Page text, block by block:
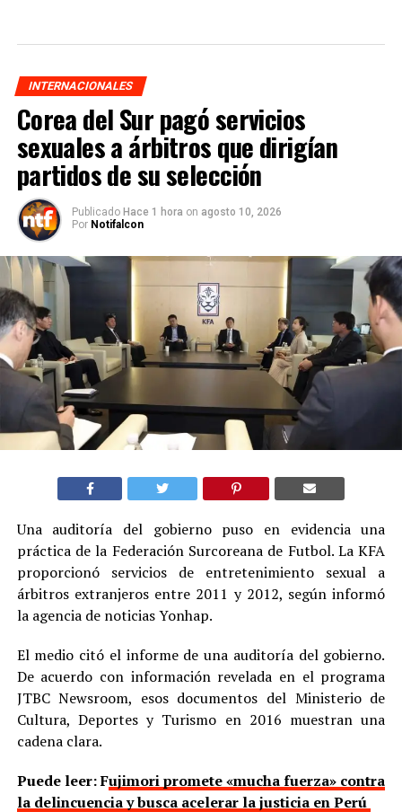
INTERNACIONALES
Corea del Sur pagó servicios
sexuales a árbitros que dirigían
partidos de su selección
Publicado Hace 1 hora on agosto 10, 2026
Por Notifalcon
Una auditoría del gobierno puso en evidencia una
práctica de la Federación Surcoreana de Futbol. La KFA
proporcionó servicios de entretenimiento sexual a
árbitros extranjeros entre 2011 y 2012, según informó
la agencia de noticias Yonhap.
El medio citó el informe de una auditoría del gobierno.
De acuerdo con información revelada en el programa
JTBC Newsroom, esos documentos del Ministerio de
Cultura, Deportes y Turismo en 2016 muestran una
cadena clara.
Puede leer: Fujimori promete «mucha fuerza» contra
la delincuencia y busca acelerar la justicia en Perú